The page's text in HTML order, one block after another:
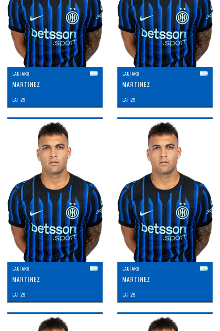
LAUTARO
MARTINEZ
LAT: 29
LAUTARO
MARTINEZ
LAT: 29
LAUTARO
MARTINEZ
LAT: 29
LAUTARO
MARTINEZ
LAT: 29